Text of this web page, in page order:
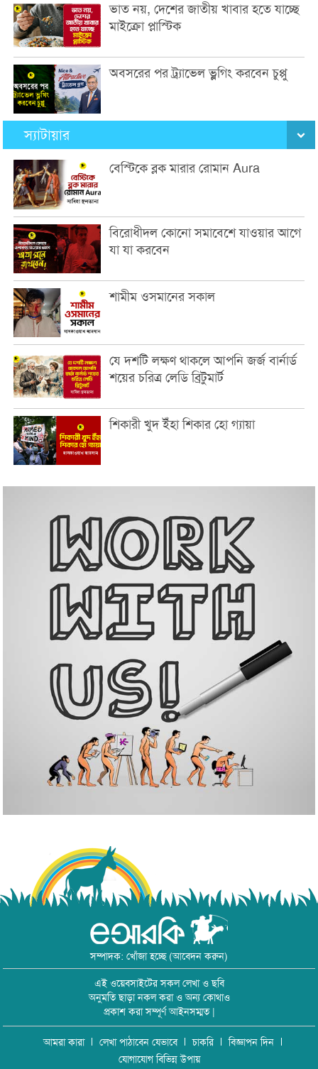
ভাত নয়, দেশের জাতীয় খাবার হতে যাচ্ছে
মাইক্রো প্লাস্টিক
অবসরের পর ট্র্যাভেল ভ্লগিং করবেন চুপ্পু
স্যাটায়ার
বেস্টিকে ব্লক মারার রোমান Aura
বিরোধীদল কোনো সমাবেশে যাওয়ার আগে
যা যা করবেন
শামীম ওসমানের সকাল
যে দশটি লক্ষণ থাকলে আপনি জর্জ বার্নার্ড
শয়ের চরিত্র লেডি ব্রিটুমার্ট
শিকারী খুদ ইঁহা শিকার হো গ্যায়া
সম্পাদক: খোঁজা হচ্ছে (আবেদন করুন)
এই ওয়েবসাইটের সকল লেখা ও ছবি
অনুমতি ছাড়া নকল করা ও অন্য কোথাও
প্রকাশ করা সম্পূর্ণ আইনসম্মত |
আমরা কারা লেখা পাঠাবেন যেভাবে চাকরি
বিজ্ঞাপন দিন
যোগাযোগ বিভিন্ন উপায়